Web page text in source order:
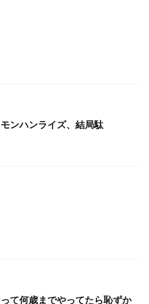
モンハンライズ、結局駄
て何歳までやってたら恥ずか